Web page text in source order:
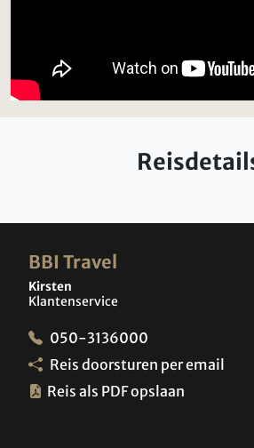
BBI Travel
Kirsten
Klantenservice
050-3136000
Reis doorsturen per email
Reis als PDF opslaan